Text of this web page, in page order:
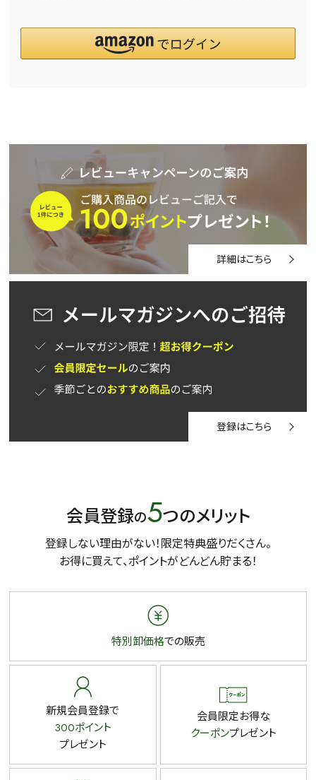
詳細検索
キーワードで探す
水出しお試し ルイボスカモミール仙鶴草 深蒸し茶業務用大容量
予算・価格で探す
〜 円
茶葉を選択
健康茶 ハーブティー 緑茶
容量を選択
検索
詳細はこちら
登録はこちら
会員登録の5つのメリット
登録しない理由がない！限定特典盛りだくさん。
お得に買えて、ポイントがどんどん貯まる！
特別卸価格での販売
新規会員登録で
300ポイント
プレゼント
会員限定お得な
クーポンプレゼント